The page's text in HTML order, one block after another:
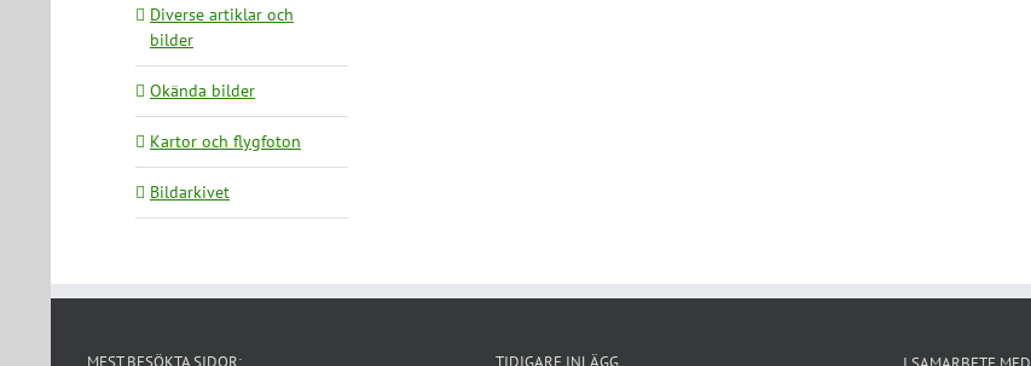
Diverse artiklar och
bilder
Okända bilder
Kartor och flygfoton
Bildarkivet
MEST BESÖKTA SIDOR: TIDIGARE INLÄGG